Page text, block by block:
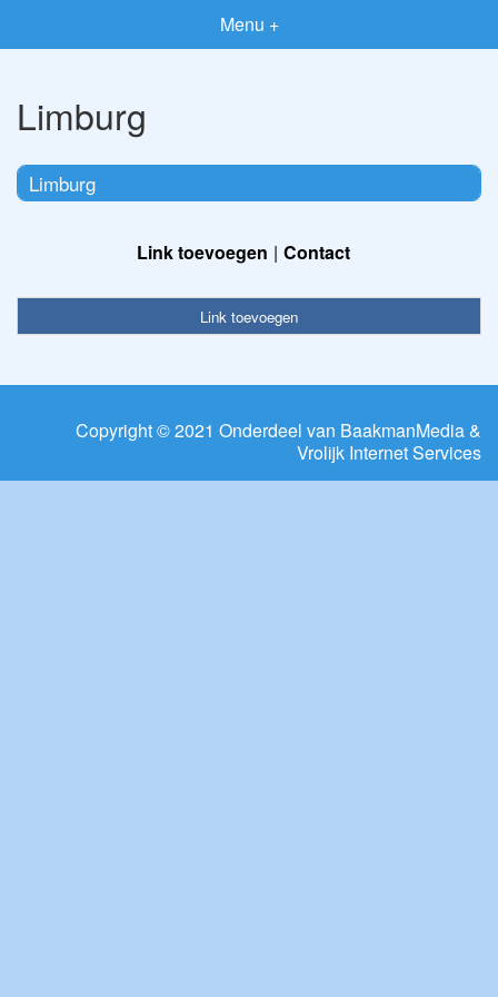
Menu +
Limburg
Limburg
Link toevoegen Contact
Link toevoegen
Copyright © 2021 Onderdeel van BaakmanMedia&
Vrolijk Internet Services